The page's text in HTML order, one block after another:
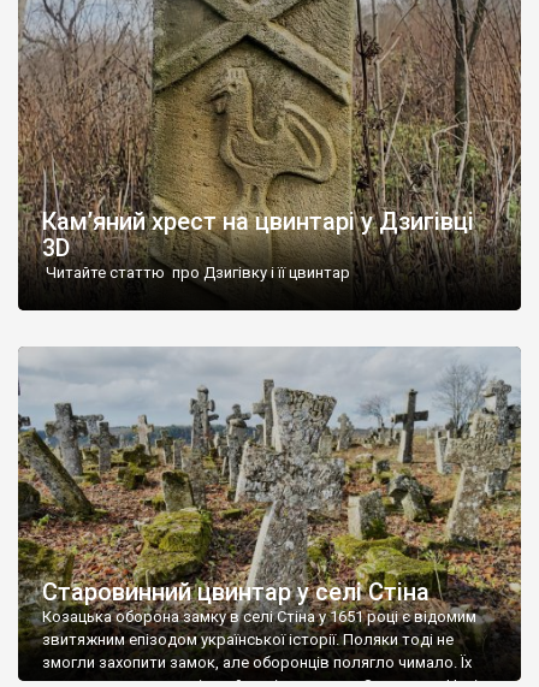
палацу виїхала лікарня – ми точно не […]
Кам’яний хрест на цвинтарі у Дзигівці
3D
Читайте статтю про Дзигівку і її цвинтар
Старовинний цвинтар у селі Стіна
Козацька оборона замку в селі Стіна у 1651 році є відомим
звитяжним епізодом української історії. Поляки тоді не
змогли захопити замок, але оборонців полягло чимало. Їх